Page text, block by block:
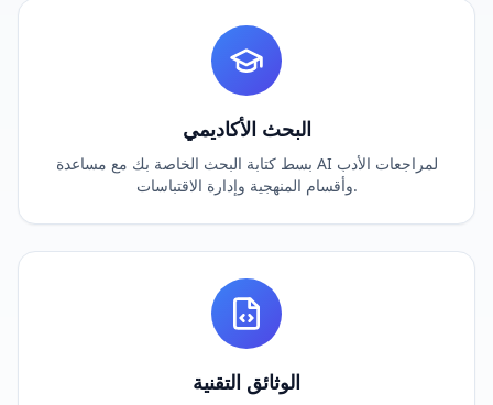
البحث الأكاديمي
بسط كتابة البحث الخاصة بك مع مساعدة AI لمراجعات الأدب
وأقسام المنهجية وإدارة الاقتباسات.
الوثائق التقنية